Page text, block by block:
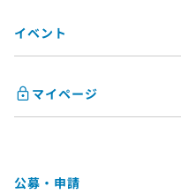
イベント
マイページ
公募・申請